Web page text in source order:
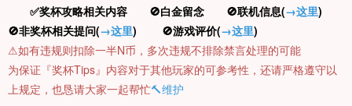
✅奖杯攻略相关内容 🚫白金留念 🚫联机信息(→这里)
🚫非奖杯相关提问(→这里) 🚫游戏评价(→这里)
⚠️如有违规则扣除一半N币，多次违规不排除禁言处理的可能
为保证『奖杯Tips』内容对于其他玩家的可参考性，还请严格遵守以
上规定，也恳请大家一起帮忙🔨维护